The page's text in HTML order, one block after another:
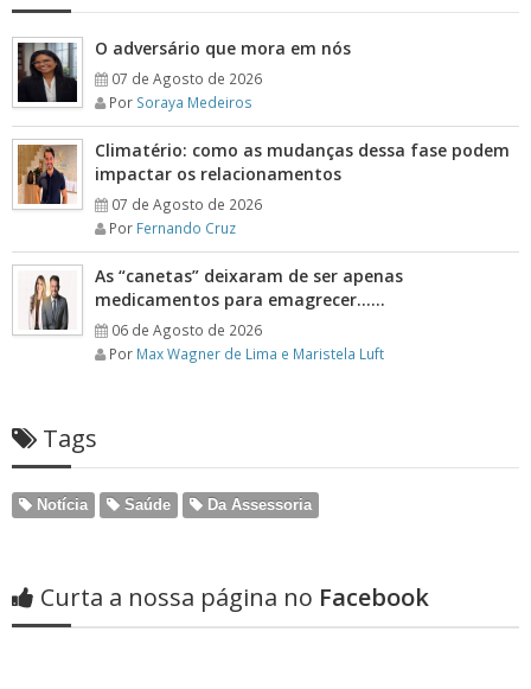
O adversário que mora em nós
07 de Agosto de 2026
Por Soraya Medeiros
Climatério: como as mudanças dessa fase podem
impactar os relacionamentos
07 de Agosto de 2026
Por Fernando Cruz
As “canetas” deixaram de ser apenas
medicamentos para emagrecer……
06 de Agosto de 2026
Por Max Wagner de Lima e Maristela Luft
Tags
Notícia Saúde Da Assessoria
Curta a nossa página no Facebook